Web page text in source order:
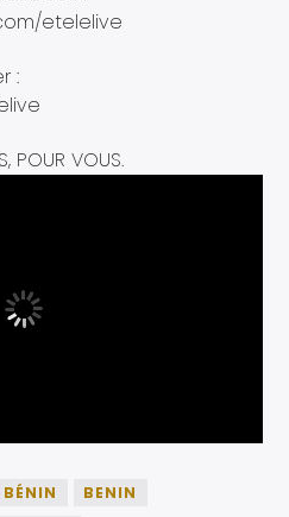
etelelive
:
POUR VOUS.
BENIN